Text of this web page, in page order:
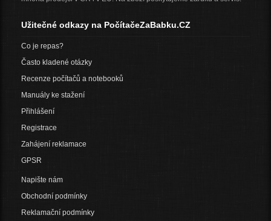
Užitečné odkazy na PočítačeZaBabku.CZ
Co je repas?
Často kladené otázky
Recenze počítačů a notebooků
Manuály ke stažení
Přihlášení
Registrace
Zahájení reklamace
GPSR
Napište nám
Obchodní podmínky
Reklamační podmínky